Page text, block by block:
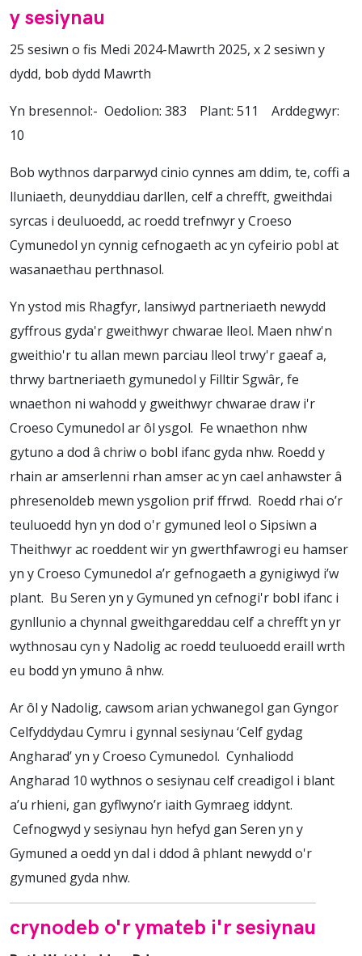
y sesiynau
25 sesiwn o fis Medi 2024-Mawrth 2025, x 2 sesiwn y
dydd, bob dydd Mawrth
Yn bresennol:- Oedolion: 383 Plant: 511 Arddegwyr:
10
Bob wythnos darparwyd cinio cynnes am ddim, te, coffi a
lluniaeth, deunyddiau darllen, celf a chrefft, gweithdai
syrcas i deuluoedd, ac roedd trefnwyr y Croeso
Cymunedol yn cynnig cefnogaeth ac yn cyfeirio pobl at
wasanaethau perthnasol.
Yn ystod mis Rhagfyr, lansiwyd partneriaeth newydd
gyffrous gyda'r gweithwyr chwarae lleol. Maen nhw'n
gweithio'r tu allan mewn parciau lleol trwy'r gaeaf a,
thrwy bartneriaeth gymunedol y Filltir Sgwâr, fe
wnaethon ni wahodd y gweithwyr chwarae draw i'r
Croeso Cymunedol ar ôl ysgol. Fe wnaethon nhw
gytuno a dod â chriw o bobl ifanc gyda nhw. Roedd y
rhain ar amserlenni rhan amser ac yn cael anhawster â
phresenoldeb mewn ysgolion prif ffrwd. Roedd rhai o’r
teuluoedd hyn yn dod o'r gymuned leol o Sipsiwn a
Theithwyr ac roeddent wir yn gwerthfawrogi eu hamser
yn y Croeso Cymunedol a’r gefnogaeth a gynigiwyd i’w
plant. Bu Seren yn y Gymuned yn cefnogi'r bobl ifanc i
gynllunio a chynnal gweithgareddau celf a chrefft yn yr
wythnosau cyn y Nadolig ac roedd teuluoedd eraill wrth
eu bodd yn ymuno â nhw.
Ar ôl y Nadolig, cawsom arian ychwanegol gan Gyngor
Celfyddydau Cymru i gynnal sesiynau ‘Celf gydag
Angharad’ yn y Croeso Cymunedol. Cynhaliodd
Angharad 10 wythnos o sesiynau celf creadigol i blant
a’u rhieni, gan gyflwyno’r iaith Gymraeg iddynt.
Cefnogwyd y sesiynau hyn hefyd gan Seren yn y
Gymuned a oedd yn dal i ddod â phlant newydd o'r
gymuned gyda nhw.
crynodeb o'r ymateb i'r sesiynau